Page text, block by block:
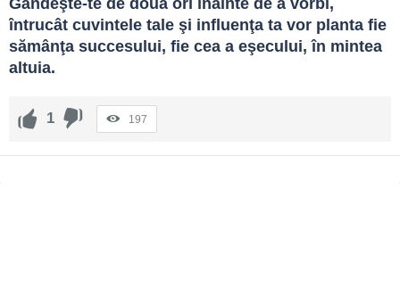
Gândeşte-te de două ori înainte de a vorbi,
întrucât cuvintele tale şi influenţa ta vor planta fie
sămânţa succesului, fie cea a eşecului, în mintea
altuia.
1 197